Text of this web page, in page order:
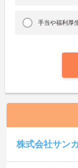
手当や福利厚
株式会社サン